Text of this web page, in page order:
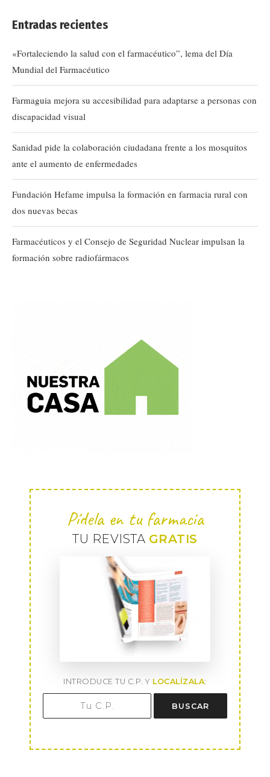
Entradas recientes
«Fortaleciendo la salud con el farmacéutico”, lema del Día
Mundial del Farmacéutico
Farmaguia mejora su accesibilidad para adaptarse a personas con
discapacidad visual
Sanidad pide la colaboración ciudadana frente a los mosquitos
ante el aumento de enfermedades
Fundación Hefame impulsa la formación en farmacia rural con
dos nuevas becas
Farmacéuticos y el Consejo de Seguridad Nuclear impulsan la
formación sobre radiofármacos
Pídela en tu farmacia
TU REVISTA GRATIS
INTRODUCE TU C.P. Y LOCALÍZALA:
BUSCAR